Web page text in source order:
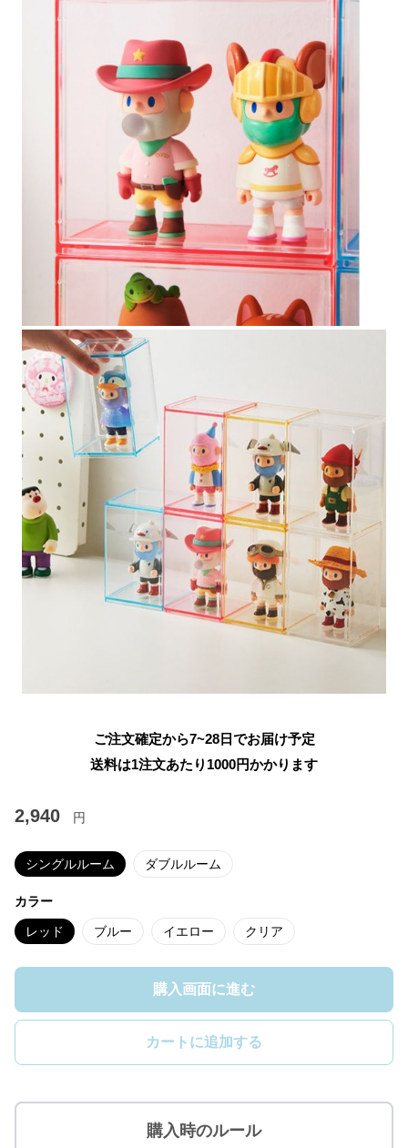
ご注文確定から7~28日でお届け予定
送料は1注文あたり 1000円かかります
2,940 円
シングルルーム ダブルルーム
カラー
レッド ブルー イエロー クリア
購入画面に進む
カートに追加する
購入時のルール